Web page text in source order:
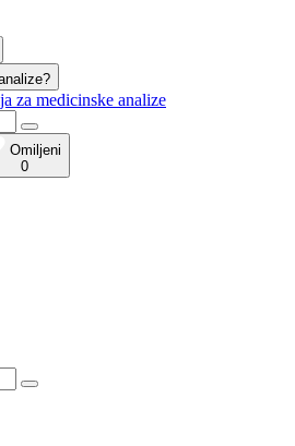
Omiljeni
0